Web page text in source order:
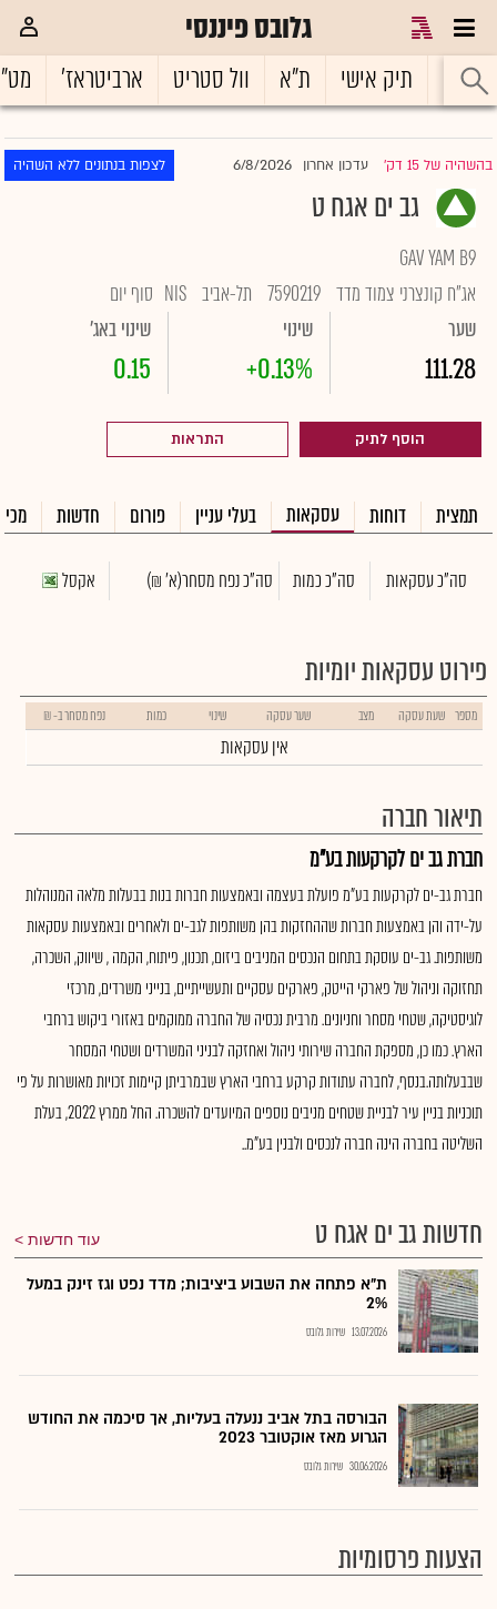
גלובס פיננסי
ראשי תיק אישי ת"א וול סטריט ארביטראז'
בהשהיה של 15 דק' |עדכון אחרון 6/8/2026 לצפות בנתונים ללא השהיה
גב ים אגח ט
GAV YAM B9
אג"ח קונצרני צמוד מדד 7590219 תל-אביב NIS סוף יום
שער
111.28
שינוי
+0.13%
שינוי באג'
0.15
הוסף לתיק התראות
תמצית דוחות עסקאות בעלי עניין פורום חדשות
סה"כ עסקאות סה"כ כמות סה"כ נפח מסחר(א' ₪) אקסל
פירוט עסקאות יומיות
מספר שעת עסקה מצב שער עסקה שינוי כמות נפח מסחר ב- ₪
אין עסקאות
תיאור חברה
חברת גב ים לקרקעות בע"מ
חברת גב-ים לקרקעות בע"מ פועלת בעצמה ובאמצעות חברות בנות בבעלות מלאה המנוהלות
על-ידה והן באמצעות חברות שההחזקות בהן משותפות לגב-ים ולאחרים ובאמצעות עסקאות
משותפות. גב-ים עוסקת בתחום הנכסים המניבים ביזום, תכנון, פיתוח, הקמה , שיווק, השכרה,
תחזוקה וניהול של פארקי הייטק, פארקים עסקיים ותעשייתיים, בנייני משרדים, מרכזי
לוגיסטיקה, שטחי מסחר וחניונים. מרבית נכסיה של החברה ממוקמים באזורי ביקוש ברחבי
הארץ. כמו כן, מספקת החברה שירותי ניהול ואחזקה לבניני המשרדים ושטחי המסחר
שבבעלותה.בנסף, לחברה עתודות קרקע ברחבי הארץ שבמרביתן קיימות זכויות מאושרות על פי
תוכניות בניין עיר לבניית שטחים מניבים נוספים המיועדים להשכרה. החל ממרץ 2022, בעלת
השליטה בחברה הינה חברה לנכסים ולבנין בע"מ..
חדשות גב ים אגח ט עוד חדשות
ת"א פתחה את השבוע ביציבות; מדד נפט וגז זינק במעל
2%
13.07.2026 שירות גלובס
הבורסה בתל אביב ננעלה בעליות, אך סיכמה את החודש
הגרוע מאז אוקטובר 2023
30.06.2026 שירות גלובס
הצעות פרסומיות